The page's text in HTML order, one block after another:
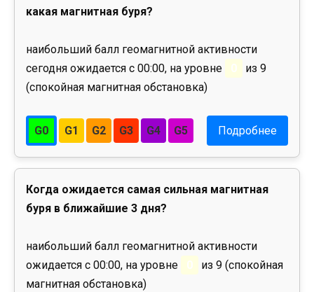
какая магнитная буря?
наибольший балл геомагнитной активности
сегодня ожидается с 00:00, на уровне
0
из 9
(спокойная магнитная обстановка)
G0 G1 G2 G3 G4 G5 Подробнее
Когда ожидается самая сильная магнитная
буря в ближайшие 3 дня?
наибольший балл геомагнитной активности
ожидается с 00:00, на уровне
0
из 9 (спокойная
магнитная обстановка)